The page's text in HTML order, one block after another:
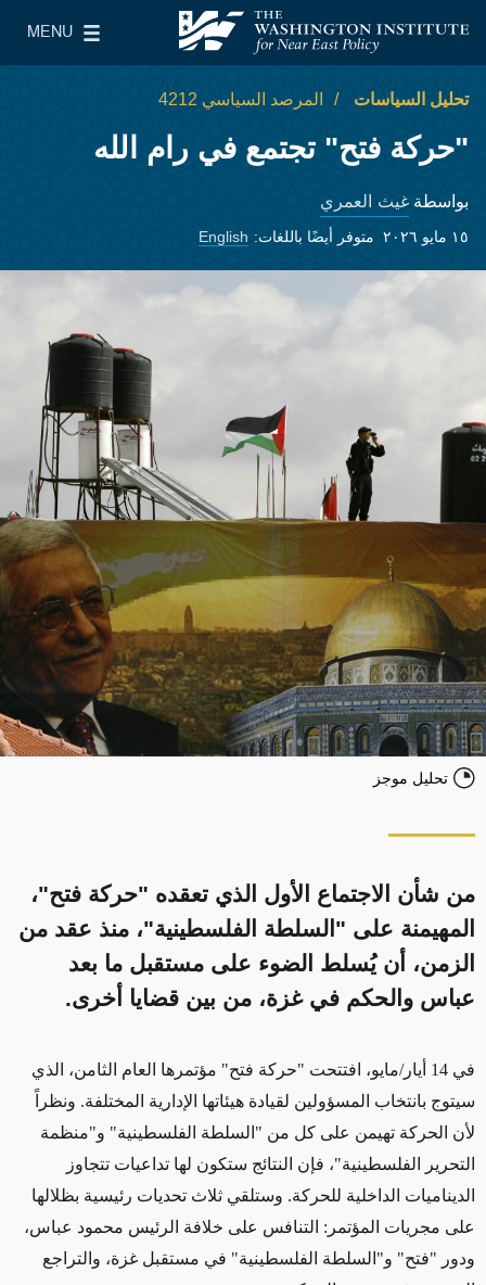
معهد واشنطن لسياسات الشرق الأدنى
MENU
Main Menu
تحليل السياسات المرصد السياسي 4212
"حركة فتح" تجتمع في رام الله
بواسطة غيث العمري
١٥ مايو ٢٠٢٦ متوفر أيضًا باللغات: English
تحليل موجز
من شأن الاجتماع الأول الذي تعقده "حركة فتح"،
المهيمنة على "السلطة الفلسطينية"، منذ عقد من
الزمن، أن يُسلط الضوء على مستقبل ما بعد
عباس والحكم في غزة، من بين قضايا أخرى.
في 14 أيار/مايو، افتتحت "حركة فتح" مؤتمرها العام الثامن، الذي
سيتوج بانتخاب المسؤولين لقيادة هيئاتها الإدارية المختلفة. ونظراً
لأن الحركة تهيمن على كل من "السلطة الفلسطينية" و"منظمة
التحرير الفلسطينية"، فإن النتائج ستكون لها تداعيات تتجاوز
الديناميات الداخلية للحركة. وستلقي ثلاث تحديات رئيسية بظلالها
على مجريات المؤتمر: التنافس على خلافة الرئيس محمود عباس،
ودور "فتح" و"السلطة الفلسطينية" في مستقبل غزة، والتراجع